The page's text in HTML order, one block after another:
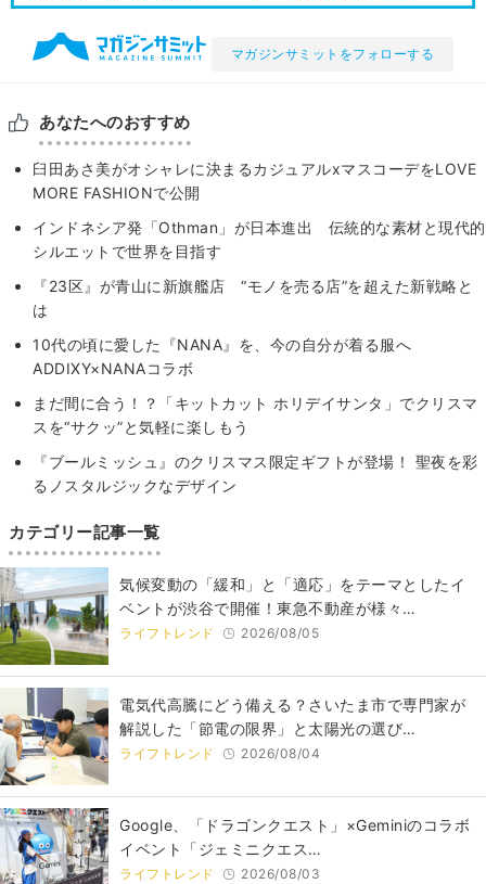
マガジンサミットをフォローする
あなたへのおすすめ
臼田あさ美がオシャレに決まるカジュアルxマスコーデをLOVE
MORE FASHIONで公開
インドネシア発「Othman」が日本進出 伝統的な素材と現代的
シルエットで世界を目指す
『23区』が青山に新旗艦店 “モノを売る店”を超えた新戦略と
は
10代の頃に愛した『NANA』を、今の自分が着る服へ
ADDIXY×NANAコラボ
まだ間に合う！？「キットカット ホリデイサンタ」でクリスマ
スを“サクッ”と気軽に楽しもう
『ブールミッシュ』のクリスマス限定ギフトが登場！ 聖夜を彩
るノスタルジックなデザイン
カテゴリー記事一覧
気候変動の「緩和」と「適応」をテーマとしたイ
ベントが渋谷で開催！東急不動産が様々…
ライフトレンド 2026/08/05
電気代高騰にどう備える？さいたま市で専門家が
解説した「節電の限界」と太陽光の選び…
ライフトレンド 2026/08/04
Google、「ドラゴンクエスト」×Geminiのコラボ
イベント「ジェミニクエス…
ライフトレンド 2026/08/03